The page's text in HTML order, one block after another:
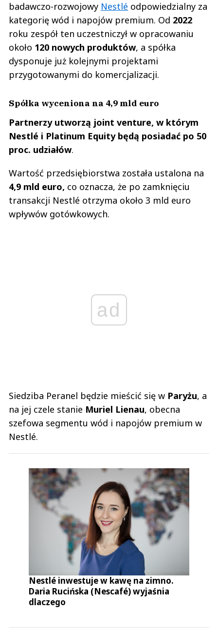
badawczo-rozwojowy Nestlé odpowiedzialny za
kategorię wód i napojów premium. Od 2022
roku zespół ten uczestniczył w opracowaniu
około 120 nowych produktów, a spółka
dysponuje już kolejnymi projektami
przygotowanymi do komercjalizacji.
Spółka wyceniona na 4,9 mld euro
Partnerzy utworzą joint venture, w którym
Nestlé i Platinum Equity będą posiadać po 50
proc. udziałów.
Wartość przedsiębiorstwa została ustalona na
4,9 mld euro, co oznacza, że po zamknięciu
transakcji Nestlé otrzyma około 3 mld euro
wpływów gotówkowych.
ad
Siedziba Peranel będzie mieścić się w Paryżu, a
na jej czele stanie Muriel Lienau, obecna
szefowa segmentu wód i napojów premium w
Nestlé.
Nestlé inwestuje w kawę na zimno.
Daria Rucińska (Nescafé) wyjaśnia
dlaczego